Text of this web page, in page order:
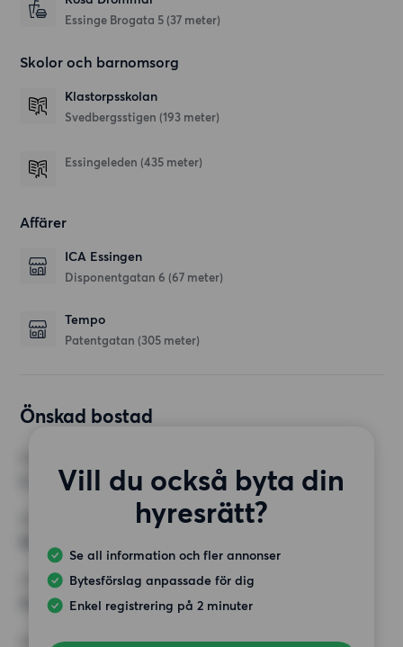
Essinge Brogata 5 (37 meter)
Skolor och barnomsorg
Klastorpsskolan
Svedbergsstigen (193 meter)
Essingeleden (435 meter)
Affärer
ICA Essingen
Disponentgatan 6 (67 meter)
Tempo
Patentgatan (305 meter)
Önskad bostad
Vill du också byta din
hyresrätt?
Se all information och fler annonser
Bytesförslag anpassade för dig
Enkel registrering på 2 minuter
MINST ANTAL KVADRATMETER
HÖGSTA HYRA
13 000 kr